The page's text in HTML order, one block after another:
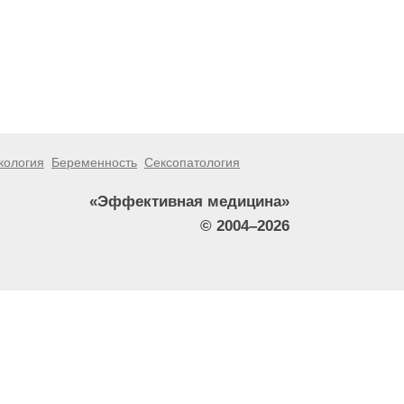
Беременность Сексопатология
«Эффективная медицина»
© 2004–2026